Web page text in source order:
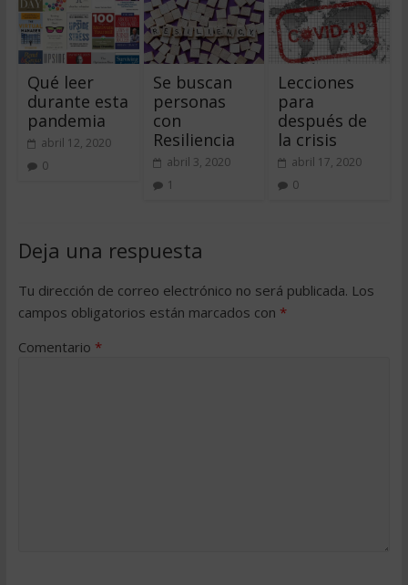
Qué leer
durante esta
pandemia
abril 12, 2020
0
Se buscan
personas
con
Resiliencia
abril 3, 2020
1
Lecciones
para
después de
la crisis
abril 17, 2020
0
Deja una respuesta
Tu dirección de correo electrónico no será publicada. Los
campos obligatorios están marcados con *
Comentario *